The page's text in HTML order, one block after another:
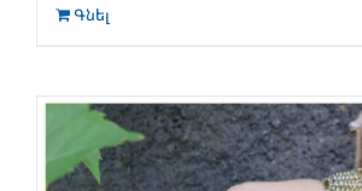
Գնել